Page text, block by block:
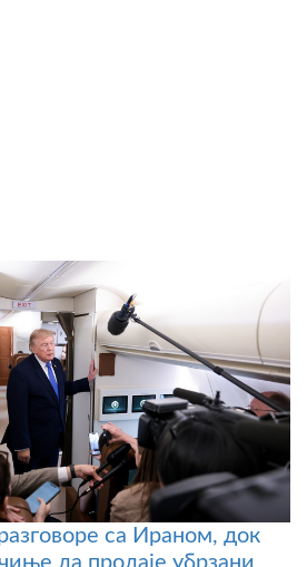
са Ираном, док
да продаје убрзани